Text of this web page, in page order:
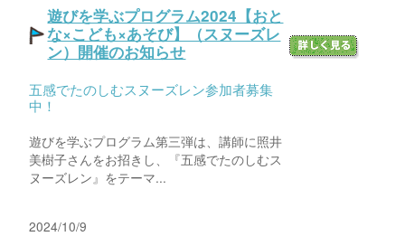
遊びを学ぶプログラム2024【おと
な×こども×あそび】（スヌーズレ
ン）開催のお知らせ
五感でたのしむスヌーズレン参加者募集
中！
遊びを学ぶプログラム第三弾は、講師に照井
美樹子さんをお招きし、『五感でたのしむス
ヌーズレン』をテーマ...
2024/10/9